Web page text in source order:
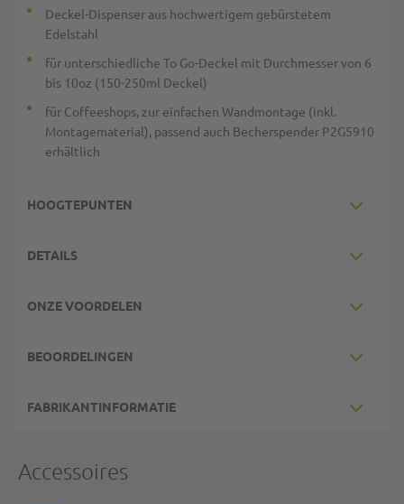
Deckel-Dispenser aus hochwertigem gebürstetem
Edelstahl
für unterschiedliche To Go-Deckel mit Durchmesser von 6
bis 10oz (150-250ml Deckel)
für Coffeeshops, zur einfachen Wandmontage (inkl.
Montagematerial), passend auch Becherspender P2G5910
erhältlich
HOOGTEPUNTEN
DETAILS
ONZE VOORDELEN
BEOORDELINGEN
FABRIKANTINFORMATIE
Accessoires